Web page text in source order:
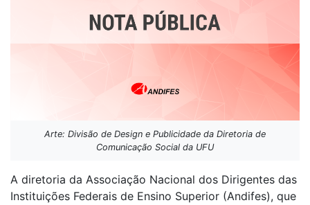
Arte: Divisão de Design e Publicidade da Diretoria de
Comunicação Social da UFU
A diretoria da Associação Nacional dos Dirigentes das
Instituições Federais de Ensino Superior (Andifes), que